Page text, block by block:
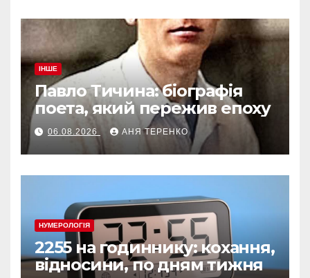
ІНШЕ
Павло Тичина: біографія
поета, який пережив епоху
06.08.2026 АНЯ ТЕРЕНКО
НУМЕРОЛОГІЯ
2255 на годиннику: кохання,
відносини, по дням тижня